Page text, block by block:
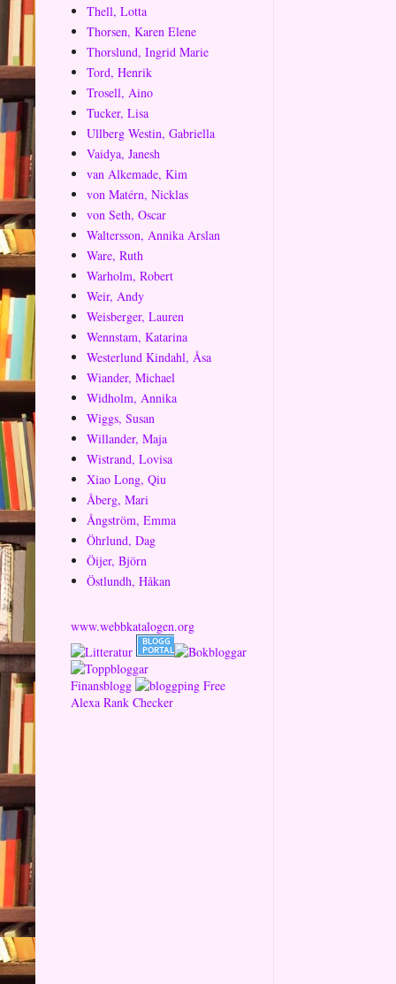
Thell, Lotta
Thorsen, Karen Elene
Thorslund, Ingrid Marie
Tord, Henrik
Trosell, Aino
Tucker, Lisa
Ullberg Westin, Gabriella
Vaidya, Janesh
van Alkemade, Kim
von Matérn, Nicklas
von Seth, Oscar
Waltersson, Annika Arslan
Ware, Ruth
Warholm, Robert
Weir, Andy
Weisberger, Lauren
Wennstam, Katarina
Westerlund Kindahl, Åsa
Wiander, Michael
Widholm, Annika
Wiggs, Susan
Willander, Maja
Wistrand, Lovisa
Xiao Long, Qiu
Åberg, Mari
Ångström, Emma
Öhrlund, Dag
Öijer, Björn
Östlundh, Håkan
www.webbkatalogen.org
Finansblogg
Free
Alexa Rank Checker